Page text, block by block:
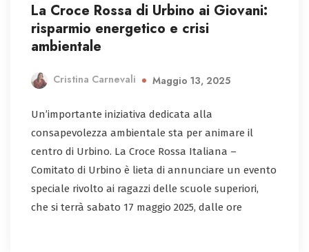
La Croce Rossa di Urbino ai Giovani:
risparmio energetico e crisi
ambientale
Cristina Carnevali Maggio 13, 2025
Un’importante iniziativa dedicata alla
consapevolezza ambientale sta per animare il
centro di Urbino. La Croce Rossa Italiana –
Comitato di Urbino è lieta di annunciare un evento
speciale rivolto ai ragazzi delle scuole superiori,
che si terrà sabato 17 maggio 2025, dalle ore